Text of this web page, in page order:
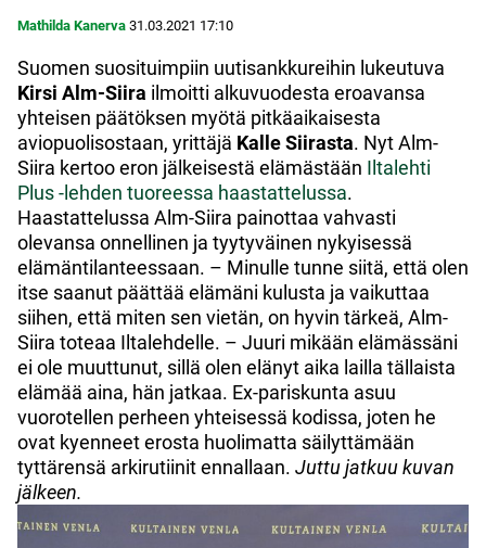
Mathilda Kanerva 31.03.2021 17:10
Suomen suosituimpiin uutisankkureihin lukeutuva
Kirsi Alm-Siira ilmoitti alkuvuodesta eroavansa
yhteisen päätöksen myötä pitkäaikaisesta
aviopuolisostaan, yrittäjä Kalle Siirasta. Nyt Alm-
Siira kertoo eron jälkeisestä elämästään Iltalehti
Plus -lehden tuoreessa haastattelussa.
Haastattelussa Alm-Siira painottaa vahvasti
olevansa onnellinen ja tyytyväinen nykyisessä
elämäntilanteessaan. – Minulle tunne siitä, että olen
itse saanut päättää elämäni kulusta ja vaikuttaa
siihen, että miten sen vietän, on hyvin tärkeä, Alm-
Siira toteaa Iltalehdelle. – Juuri mikään elämässäni
ei ole muuttunut, sillä olen elänyt aika lailla tällaista
elämää aina, hän jatkaa. Ex-pariskunta asuu
vuorotellen perheen yhteisessä kodissa, joten he
ovat kyenneet erosta huolimatta säilyttämään
tyttärensä arkirutiinit ennallaan. Juttu jatkuu kuvan
jälkeen.